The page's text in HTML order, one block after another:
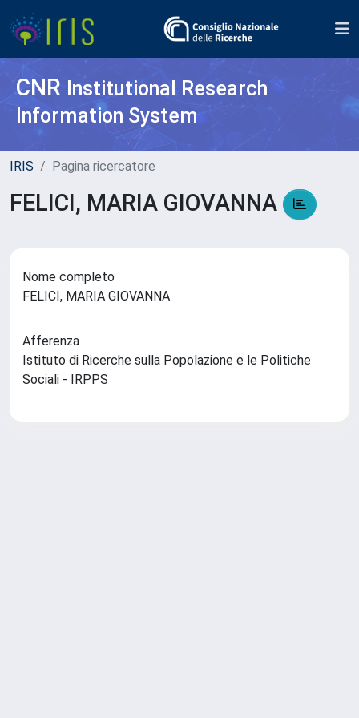
CNR Institutional Research
Information System
IRIS Pagina ricercatore
FELICI, MARIA GIOVANNA
Nome completo
FELICI, MARIA GIOVANNA
Afferenza
Istituto di Ricerche sulla Popolazione e le Politiche
Sociali - IRPPS